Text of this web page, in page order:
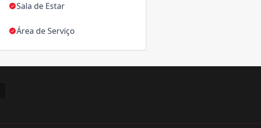
Sala de Estar
Área de Serviço